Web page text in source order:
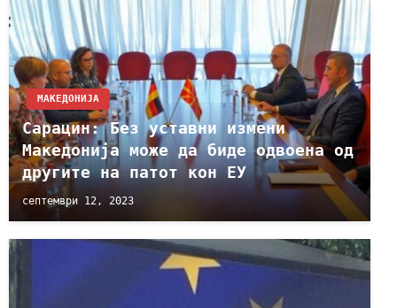
МАКЕДОНИЈА
Сарацин: Без уставни измени
Македонија може да биде одвоена од
другите на патот кон ЕУ
септември 12, 2023